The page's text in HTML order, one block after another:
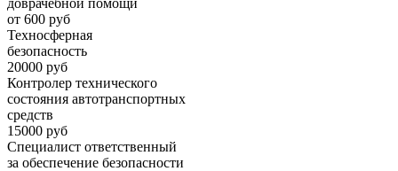
доврачебной помощи
от 600 руб
Техносферная
безопасность
20000 руб
Контролер технического
состояния автотранспортных
средств
15000 руб
Специалист ответственный
за обеспечение безопасности